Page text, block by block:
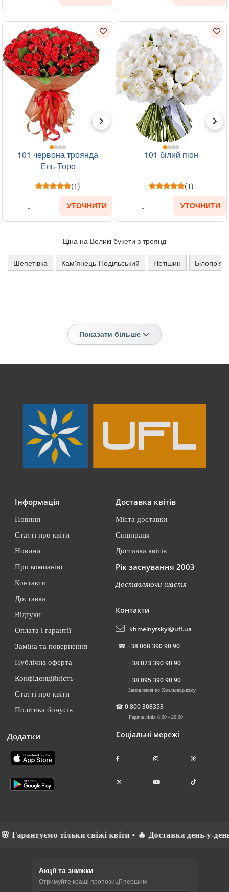
101 червона троянда
Ель-Торо
(1)
УТОЧНИТИ
101 білий піон
(1)
УТОЧНИТИ
Ціна на Великі букети з троянд
Шепетівка Кам'янець-Подільський Нетішин Білогір'я
Показати більше
Інформація
Новини
Статті про квіти
Новини
Про компанію
Контакти
Доставка
Відгуки
Оплата і гарантії
Заміна та повернення
Публічна оферта
Конфіденційність
Статті про квіти
Політика бонусів
Додатки
Доставка квітів
Міста доставки
Співпраця
Доставка квітів
Рік заснування 2003
Доставляючи щастя
Контакти
khmelnytskyi@ufl.ua
☎ +38 068 390 90 90
+38 073 390 90 90
+38 095 390 90 90
Замовлення по Хмельницькому
☎ 0 800 308353
Гаряча лінія 8:00 - 20:00
Соціальні мережі
свіжі квіти • 🔥 Доставка день-у-день • ⚡
Акції та знижки
Отримуйте кращі пропозиції першим